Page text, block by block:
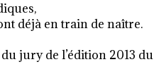
déjà en train de naître.
jury de l’édition 2013 du